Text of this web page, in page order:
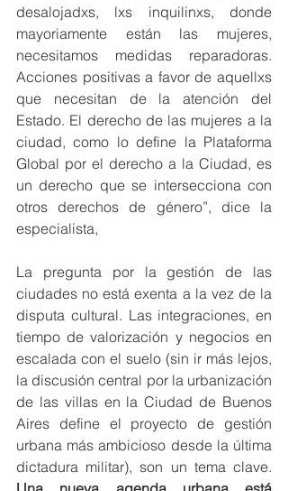
desalojadxs, lxs inquilinxs, donde
mayoriamente están las mujeres,
necesitamos medidas reparadoras.
Acciones positivas a favor de aquellxs
que necesitan de la atención del
Estado. El derecho de las mujeres a la
ciudad, como lo define la Plataforma
Global por el derecho a la Ciudad, es
un derecho que se intersecciona con
otros derechos de género”, dice la
especialista,
La pregunta por la gestión de las
ciudades no está exenta a la vez de la
disputa cultural. Las integraciones, en
tiempo de valorización y negocios en
escalada con el suelo (sin ir más lejos,
la discusión central por la urbanización
de las villas en la Ciudad de Buenos
Aires define el proyecto de gestión
urbana más ambicioso desde la última